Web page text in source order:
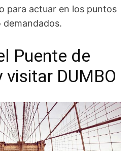
para actuar en los puntos
Puente de
visitar DUMBO